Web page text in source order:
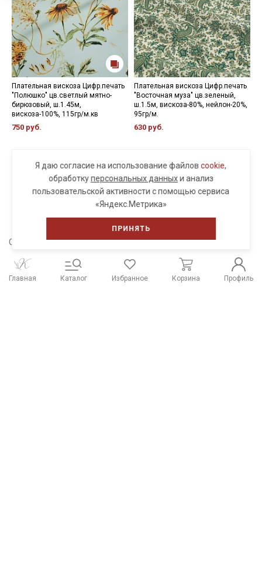
Плательная вискоза Цифр.печать
"Полюшко" цв.светлый мятно-
бирюзовый, ш.1.45м,
вискоза-100%, 115гр/м.кв
750 руб.
Плательная вискоза Цифр.печать
"Восточная муза" цв.зеленый,
ш.1.5м, вискоза-80%, нейлон-20%,
95гр/м.
630 руб.
ПОСМОТРЕТЬ ЕЩЕ
Сохраните себе в соцсети
Я даю согласие на использование файловcookie,
обработкуперсональных данныхи анализ
пользовательской активности с помощью сервиса
«Яндекс.Метрика»
ПРИНЯТЬ
Главная Каталог Избранное Корзина Профиль